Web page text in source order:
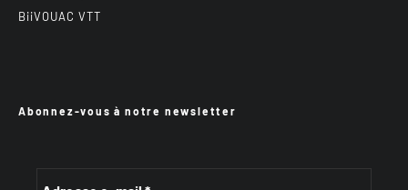
BiiVOUAC VTT
Abonnez-vous à notre newsletter